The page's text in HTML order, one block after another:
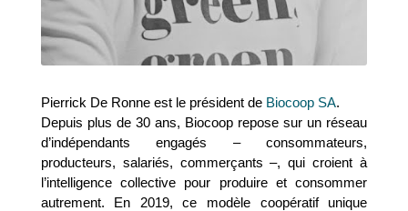
Pierrick De Ronne est le président de Biocoop SA.
Depuis plus de 30 ans, Biocoop repose sur un réseau
d’indépendants engagés – consommateurs,
producteurs, salariés, commerçants –, qui croient à
l’intelligence collective pour produire et consommer
autrement. En 2019, ce modèle coopératif unique